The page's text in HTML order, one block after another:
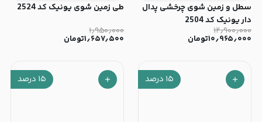
سطل و زمین شوی چرخشی پدال
دار یونیک کد 2504
۱۲٫۹۰۰٫۰۰۰
۱۰٫۹۶۵٫۰۰۰تومان
طی زمین شوی یونیک کد 2524
۱٫۹۵۰٫۰۰۰
۱٫۶۵۷٫۵۰۰تومان
۱۵ درصد ۱۵ درصد